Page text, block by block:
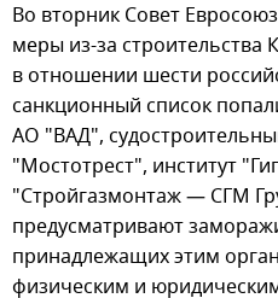
Во вторник Совет
меры из-за строительства
в отношении шести
санкционный список
АО "ВАД",
"Мостотрест", институт
"Стройгазмонтаж — СГМ
предусматривают
принадлежащих этим
физическим и